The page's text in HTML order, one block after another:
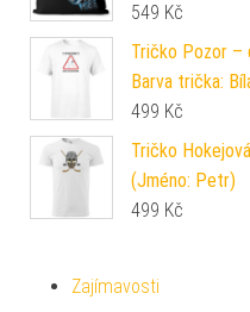
549 Kč
Tričko Pozor –
Barva trička:
499 Kč
Tričko
(Jméno: Petr)
499 Kč
Zajímavosti